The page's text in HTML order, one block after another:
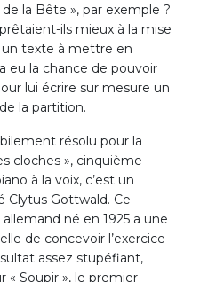
la Bête », par exemple ?
ils mieux à la mise
un texte à mettre en
eu la chance de pouvoir
lui écrire sur mesure un
la partition.
résolu pour la
cloches », cinquième
à la voix, c’est un
Clytus Gottwald. Ce
né en 1925 a une
de concevoir l’exercice
assez stupéfiant,
« Soupir », le premier